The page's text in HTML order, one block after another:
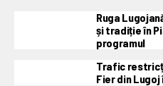
Ruga
și tradiție în
programul
Trafic
Fier din Lugoj